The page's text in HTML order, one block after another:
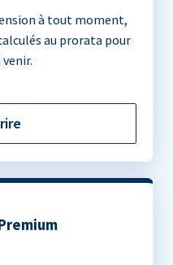
à tout moment,
au prorata pour